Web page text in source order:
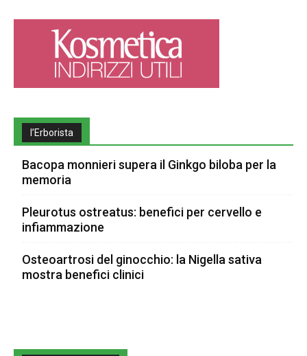
l’Erborista
Bacopa monnieri supera il Ginkgo biloba per la
memoria
Pleurotus ostreatus: benefici per cervello e
infiammazione
Osteoartrosi del ginocchio: la Nigella sativa
mostra benefici clinici